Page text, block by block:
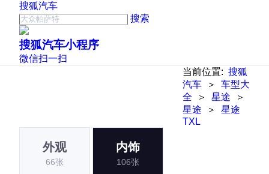
搜狐汽车
搜索
搜狐汽车小程序
微信扫一扫
当前位置: 搜狐
汽车
＞
车型大
全
＞ 星途
＞
星途
＞
星途
TXL
外观
66张
内饰
106张